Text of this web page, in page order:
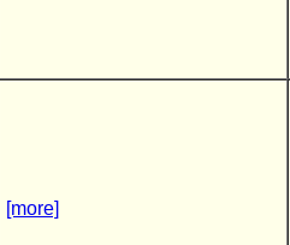
[more]